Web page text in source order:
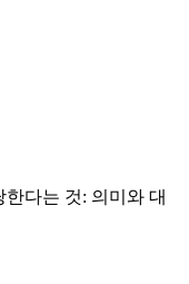
다는 것: 의미와 대